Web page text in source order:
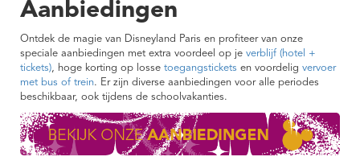
Aanbiedingen
Ontdek de magie van Disneyland Paris en profiteer van onze
speciale aanbiedingen met extra voordeel op je verblijf (hotel +
tickets) , hoge korting op losse toegangstickets en voordelig vervoer
met bus of trein. Er zijn diverse aanbiedingen voor alle periodes
beschikbaar, ook tijdens de schoolvakanties.